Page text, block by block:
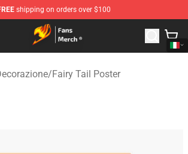
shipping on orders over $100
- Official Fairy Tail Merchandise Shop
/Fairy Tail Poster